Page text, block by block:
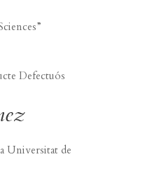
Defectuós
Universitat de